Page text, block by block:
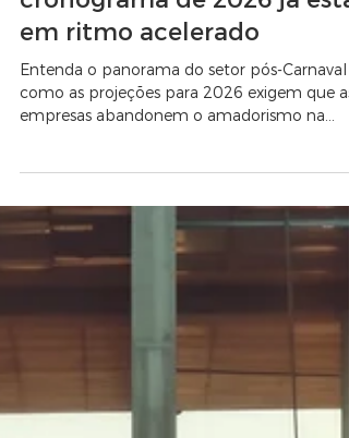
O ano começou? Para a
construção civil, o
em ritmo acelerado
Entenda o panorama do setor pós-Carnaval
como as projeções para 2026 exigem que as
empresas abandonem o amadorismo na
gestão de pessoas para garantir a